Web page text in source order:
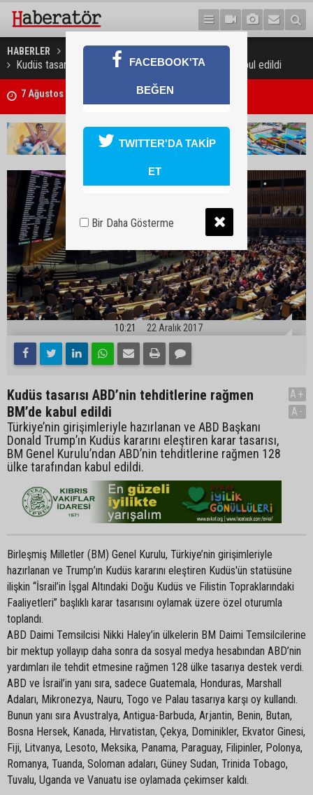
HABERLER DÜNYA
Kudüs tasarısı ABD’nin tehditlerine rağmen BM’de kabul edildi
Trafik kazasında 85 yaşındaki Turan Obalı hayatını kaybetti, 3 kişi
10:21 22 Aralık 2017
Kudüs tasarısı ABD’nin tehditlerine rağmen
BM’de kabul edildi
Türkiye’nin girişimleriyle hazırlanan ve ABD Başkanı
Donald Trump’ın Kudüs kararını eleştiren karar tasarısı,
BM Genel Kurulu’ndan ABD’nin tehditlerine rağmen 128
ülke tarafından kabul edildi.
A+
A-
Birleşmiş Milletler (BM) Genel Kurulu, Türkiye’nin girişimleriyle
hazırlanan ve Trump’ın Kudüs kararını eleştiren Kudüs'ün statüsüne
ilişkin “İsrail’in İşgal Altındaki Doğu Kudüs ve Filistin Topraklarındaki
Faaliyetleri” başlıklı karar tasarısını oylamak üzere özel oturumla
toplandı.
ABD Daimi Temsilcisi Nikki Haley’in ülkelerin BM Daimi Temsilcilerine
bir mektup yollayıp daha sonra da sosyal medya hesabından ABD’nin
yardımları ile tehdit etmesine rağmen 128 ülke tasarıya destek verdi.
ABD ve İsrail’in yanı sıra, sadece Guatemala, Honduras, Marshall
Adaları, Mikronezya, Nauru, Togo ve Palau tasarıya karşı oy kullandı.
Bunun yanı sıra Avustralya, Antigua-Barbuda, Arjantin, Benin, Butan,
Bosna Hersek, Kanada, Hırvatistan, Çekya, Dominikler, Ekvator Ginesi,
Fiji, Litvanya, Lesoto, Meksika, Panama, Paraguay, Filipinler, Polonya,
Romanya, Tuanda, Soloman adaları, Güney Sudan, Trinida Tobago,
Tuvalu, Uganda ve Vanuatu ise oylamada çekimser kaldı.
FACEBOOK'TA
BEĞEN
TWITTER'DA TAKİP
ET
Bir Daha Gösterme